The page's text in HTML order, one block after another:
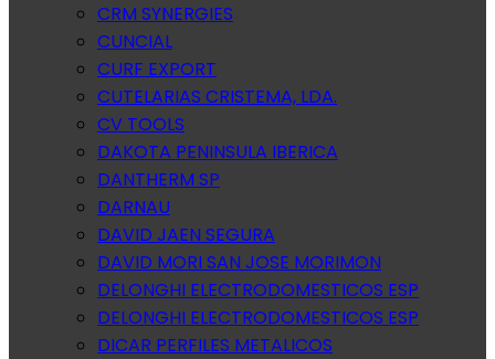
CRM SYNERGIES
CUNCIAL
CURF EXPORT
CUTELARIAS CRISTEMA, LDA.
CV TOOLS
DAKOTA PENINSULA IBERICA
DANTHERM SP
DARNAU
DAVID JAEN SEGURA
DAVID MORI SAN JOSE MORIMON
DELONGHI ELECTRODOMESTICOS ESP
DELONGHI ELECTRODOMESTICOS ESP
DICAR PERFILES METALICOS